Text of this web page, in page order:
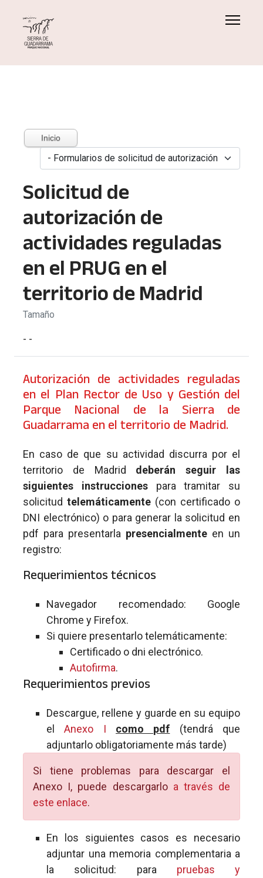
Inicio
Solicitud de
autorización de
actividades reguladas
en el PRUG en el
territorio de Madrid
Tamaño
- -
Autorización de actividades reguladas
en el Plan Rector de Uso y Gestión del
Parque Nacional de la Sierra de
Guadarrama en el territorio de Madrid.
En caso de que su actividad discurra por el
territorio de Madrid deberán seguir las
siguientes instruccionespara tramitar su
solicitud telemáticamente (con certificado o
DNI electrónico) o para generar la solicitud en
pdf para presentarla presencialmente en un
registro:
Requerimientos técnicos
Navegador recomendado: Google
Chrome y Firefox.
Si quiere presentarlo telemáticamente:
Certificado o dni electrónico.
Autofirma.
Requerimientos previos
Descargue, rellene y guarde en su equipo
elAnexo I como pdf (tendrá que
adjuntarlo obligatoriamente más tarde)
Si tiene problemas para descargar el
Anexo I, puede descargarlo a través de
este enlace.
En los siguientes casos es necesario
adjuntar una memoria complementaria a
la solicitud: para pruebas y